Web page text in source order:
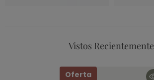
Vistos Recientemente
Oferta